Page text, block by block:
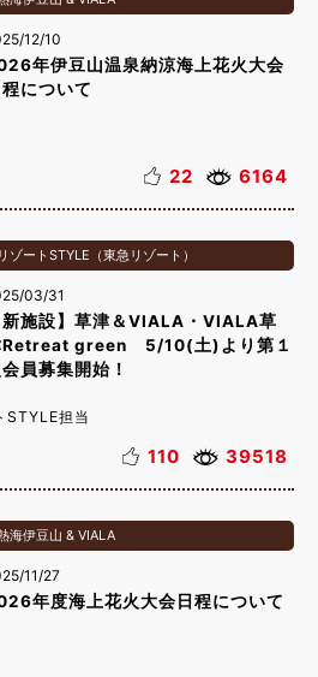
12/10
年伊豆山温泉納涼海上花火大会
程について
22 6164
リゾートSTYLE（東急リゾート）
03/31
新施設】草津＆VIALA・VIALA草
Retreat green 5/10(土)より第１
員募集開始！
STYLE担当
110 39518
海伊豆山 & VIALA
11/27
年度海上花火大会日程について